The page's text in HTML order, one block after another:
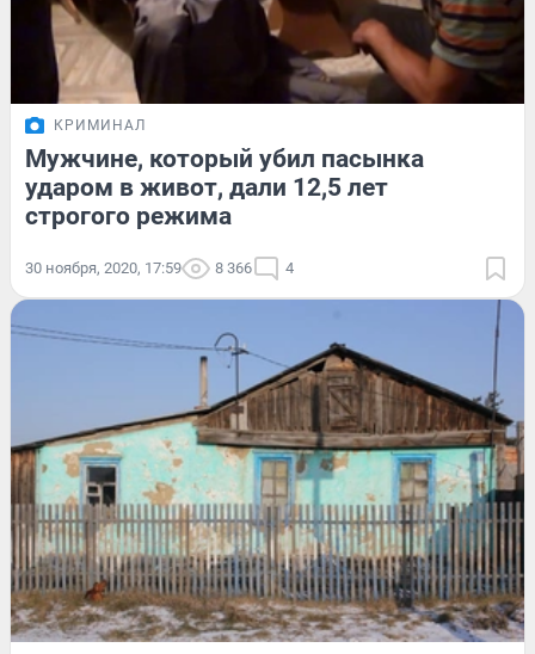
КРИМИНАЛ
Мужчине, который убил пасынка
ударом в живот, дали 12,5 лет
строгого режима
30 ноября, 2020, 17:59 8 366 4